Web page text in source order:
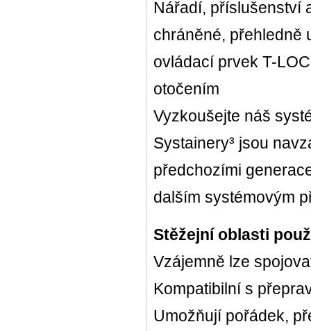
Nářadí, příslušenství
chráněné, přehledně
ovládací prvek T-
otočením
Vyzkoušejte náš
Systainery³ jsou
předchozími
dalším systémovým
Stěžejní oblasti
Vzájemně lze
Kompatibilní s
Umožňují pořádek,